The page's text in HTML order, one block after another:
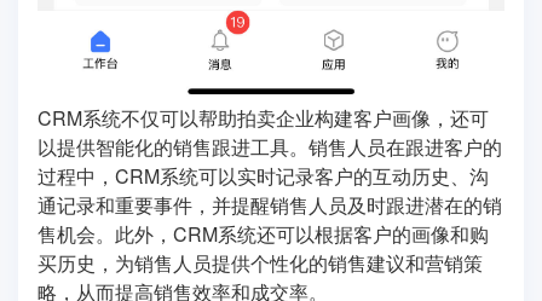
CRM系统不仅可以帮助拍卖企业构建客户画像，还可
以提供智能化的销售跟进工具。销售人员在跟进客户的
过程中，CRM系统可以实时记录客户的互动历史、沟
通记录和重要事件，并提醒销售人员及时跟进潜在的销
售机会。此外，CRM系统还可以根据客户的画像和购
买历史，为销售人员提供个性化的销售建议和营销策
略，从而提高销售效率和成交率。